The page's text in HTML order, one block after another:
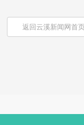
返回云溪新闻网首页